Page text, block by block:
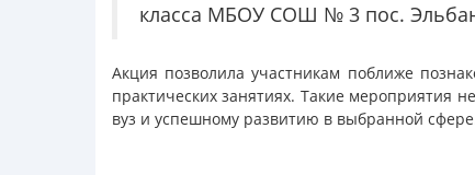
класса МБОУ СОШ № 3 пос.
Акция позволила участникам поближе
практических занятиях. Такие мероприятия
вуз и успешному развитию в выбранной